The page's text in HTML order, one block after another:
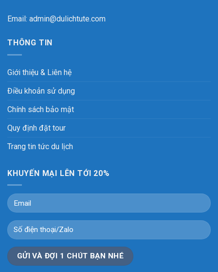
Email: admin@dulichtute.com
THÔNG TIN
Giới thiệu & Liên hệ
Điều khoản sử dụng
Chính sách bảo mật
Quy định đặt tour
Trang tin tức du lịch
KHUYẾN MẠI LÊN TỚI 20%